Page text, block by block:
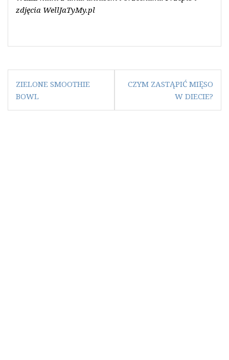
zdjęcia WellJaTyMy.pl
Nawigacja
wpisu
ZIELONE SMOOTHIE
BOWL
CZYM ZASTĄPIĆ MIĘSO
W DIECIE?